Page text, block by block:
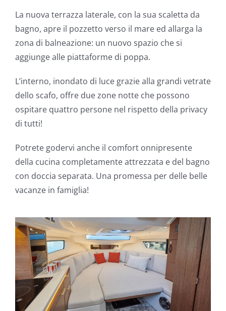
La nuova terrazza laterale, con la sua scaletta da
bagno, apre il pozzetto verso il mare ed allarga la
zona di balneazione: un nuovo spazio che si
aggiunge alle piattaforme di poppa.
L’interno, inondato di luce grazie alla grandi vetrate
dello scafo, offre due zone notte che possono
ospitare quattro persone nel rispetto della privacy
di tutti!
Potrete godervi anche il comfort onnipresente
della cucina completamente attrezzata e del bagno
con doccia separata. Una promessa per delle belle
vacanze in famiglia!